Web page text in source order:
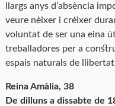
llargs anys d’absència
veure nèixer i créixer
voluntat de ser una eina
treballadores per a
espais naturals de
Reina Amàlia, 38
De dilluns a dissabte de